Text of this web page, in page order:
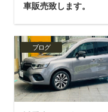
車販売致します。
ブログ